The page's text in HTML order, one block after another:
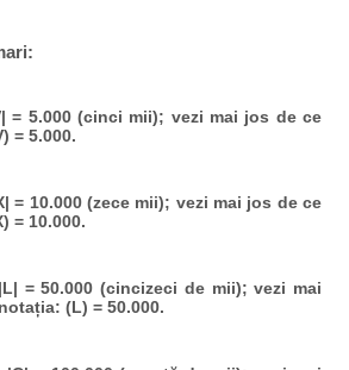
= 5.000 (cinci mii); vezi mai jos de ce
= 5.000.
= 10.000 (zece mii); vezi mai jos de ce
= 10.000.
= 50.000 (cincizeci de mii); vezi mai
(L) = 50.000.